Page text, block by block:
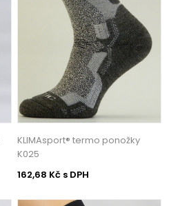
KLIMAsport® termo ponožky
K025
162,68 Kč s DPH